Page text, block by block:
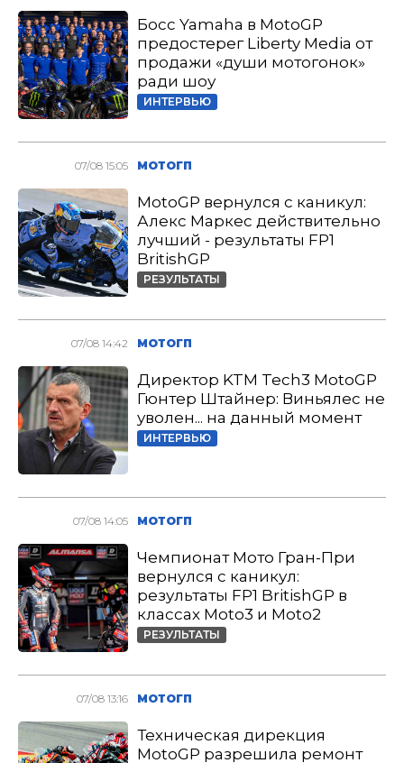
Босс Yamaha в MotoGP
предостерег Liberty Media от
продажи «души мотогонок»
ради шоу
ИНТЕРВЬЮ
07/08 15:05 МОТОГП
MotoGP вернулся с каникул:
Алекс Маркес действительно
лучший - результаты FP1
BritishGP
РЕЗУЛЬТАТЫ
07/08 14:42 МОТОГП
Директор KTM Tech3 MotoGP
Гюнтер Штайнер: Виньялес не
уволен... на данный момент
ИНТЕРВЬЮ
07/08 14:05 МОТОГП
Чемпионат Мото Гран-При
вернулся с каникул:
результаты FP1 BritishGP в
классах Moto3 и Moto2
РЕЗУЛЬТАТЫ
07/08 13:16 МОТОГП
Техническая дирекция
MotoGP разрешила ремонт